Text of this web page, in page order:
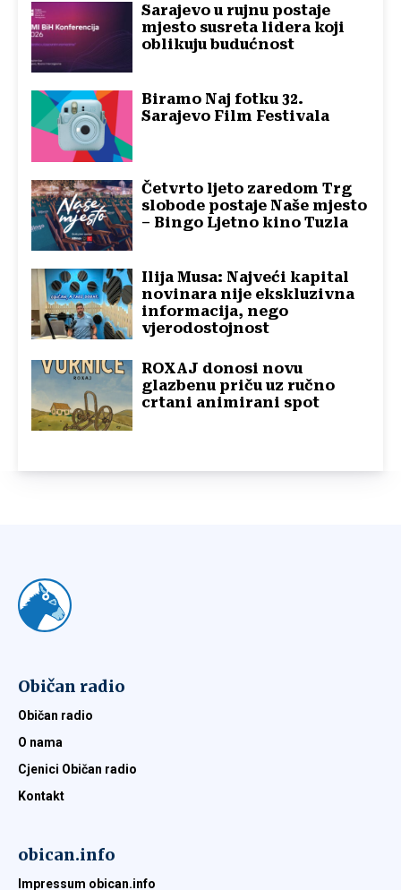
Sarajevo u rujnu postaje
mjesto susreta lidera koji
oblikuju budućnost
Biramo Naj fotku 32.
Sarajevo Film Festivala
Četvrto ljeto zaredom Trg
slobode postaje Naše mjesto
– Bingo Ljetno kino Tuzla
Ilija Musa: Najveći kapital
novinara nije ekskluzivna
informacija, nego
vjerodostojnost
ROXAJ donosi novu
glazbenu priču uz ručno
crtani animirani spot
Običan radio
Običan radio
O nama
Cjenici Običan radio
Kontakt
obican.info
Impressum obican.info